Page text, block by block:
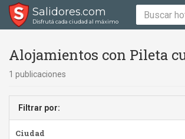
Salidores.com
Disfrutá cada ciudad al máximo
Alojamientos con Pileta
1 publicaciones
Filtrar por:
Ciudad